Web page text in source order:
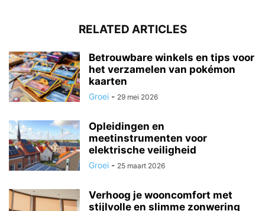
RELATED ARTICLES
Betrouwbare winkels en tips voor
het verzamelen van pokémon
kaarten
Groei - 29 mei 2026
Opleidingen en
meetinstrumenten voor
elektrische veiligheid
Groei - 25 maart 2026
Verhoog je wooncomfort met
stijlvolle en slimme zonwering